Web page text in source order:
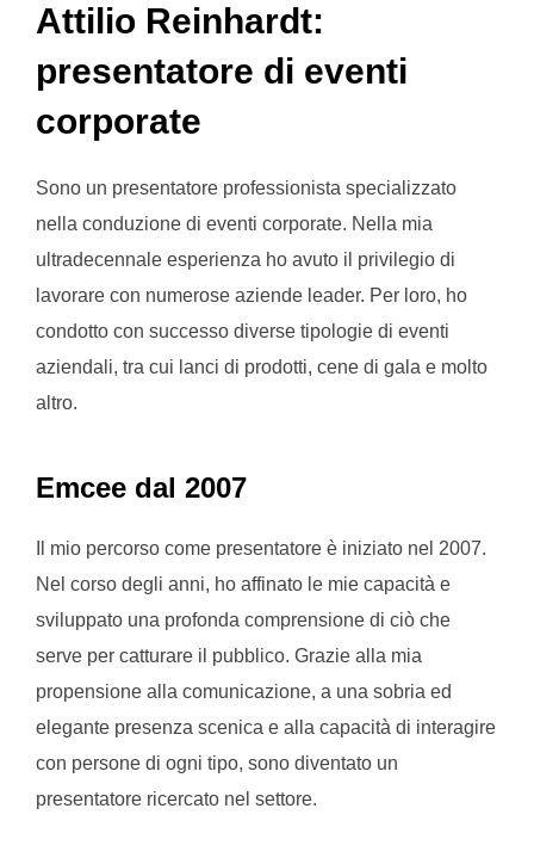
Attilio Reinhardt:
presentatore di eventi
corporate
Sono un presentatore professionista specializzato
nella conduzione di eventi corporate. Nella mia
ultradecennale esperienza ho avuto il privilegio di
lavorare con numerose aziende leader. Per loro, ho
condotto con successo diverse tipologie di eventi
aziendali, tra cui lanci di prodotti, cene di gala e molto
altro.
Emcee dal 2007
Il mio percorso come presentatore è iniziato nel 2007.
Nel corso degli anni, ho affinato le mie capacità e
sviluppato una profonda comprensione di ciò che
serve per catturare il pubblico. Grazie alla mia
propensione alla comunicazione, a una sobria ed
elegante presenza scenica e alla capacità di interagire
con persone di ogni tipo, sono diventato un
presentatore ricercato nel settore.